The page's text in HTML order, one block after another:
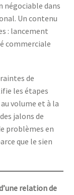
négociable dans
Un contenu
: lancement
commerciale
de
les étapes
volume et à la
jalons de
problèmes en
que le sien
relation de